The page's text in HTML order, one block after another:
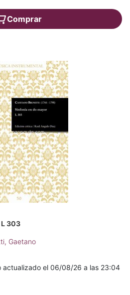
Comprar
L 303
Gaetano
actualizado el 06/08/26 a las 23:04